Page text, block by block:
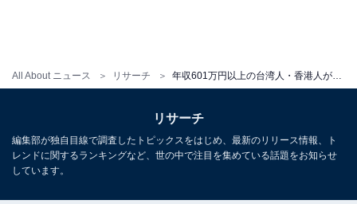
All About ニュース リサーチ
は？
【関連記事】
プレスリリース
リサーチ
編集部が独自目線で調査したトピックスをはじめ、最新のリリース情報、ト
レンドに関するランキングなど、世の中で注目を集めている話題をお知らせ
しています。